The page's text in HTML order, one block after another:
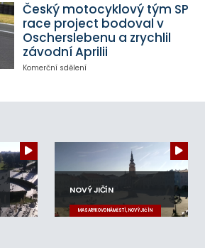
Český motocyklový tým SP
race project bodoval v
Oscherslebenu a zrychlil
závodní Aprilii
Komerční sdělení
NOVÝ JIČÍN
MASARYKOVO NÁMĚSTÍ, NOVÝ JIČÍN